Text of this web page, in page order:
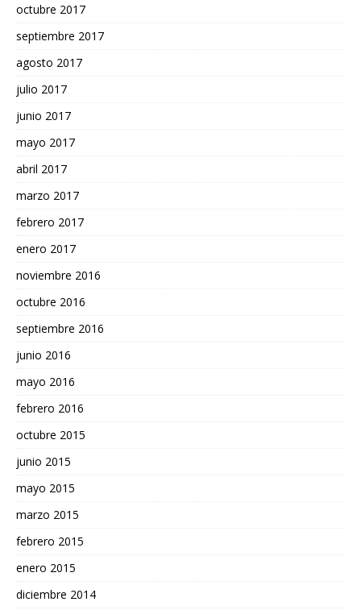
octubre 2017
septiembre 2017
agosto 2017
julio 2017
junio 2017
mayo 2017
abril 2017
marzo 2017
febrero 2017
enero 2017
noviembre 2016
octubre 2016
septiembre 2016
junio 2016
mayo 2016
febrero 2016
octubre 2015
junio 2015
mayo 2015
marzo 2015
febrero 2015
enero 2015
diciembre 2014